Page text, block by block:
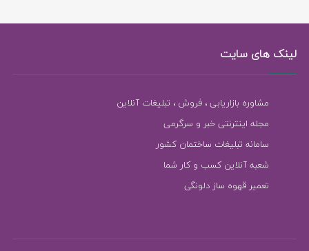
لینک های سایت
مشاوره بازاریابی ، فروش ، تبلیغات آنلاین
مجله اینترنتی خبر و سرگرمی
سامانه تبلیغات ساختمان کشور
شعبه آنلاین کسب و کار شما
تعمیر قهوه ساز دلونگی